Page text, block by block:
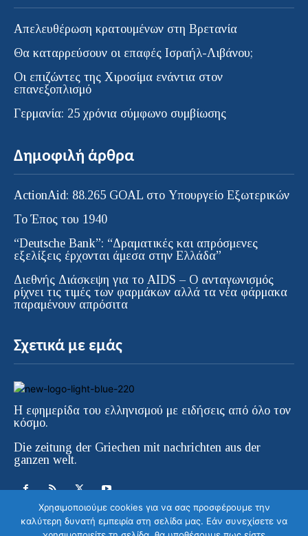
Απελευθέρωση κρατουμένων στη Βρετανία
Θα καταρρεύσουν οι επαφές Ισραήλ-Λιβάνου;
Οι επιζώντες της Χιροσίμα ενάντια στον
επανεξοπλισμό
Γερμανία: 25 χρόνια σύμφωνο συμβίωσης
Δημοφιλή άρθρα
ActionAid: 88.265 GOAL στο Υπουργείο Εξωτερικών
Το Έπος του 1940
“Deutsche Bank”: “Δραματικές και απρόσμενες
εξελίξεις έρχονται άμεσα στην Ελλάδα”
Διεθνής Διάσκεψη για το AIDS – Ο ανταγωνισμός
ρίχνει τις τιμές των φαρμάκων αλλά τα νέα φάρμακα
παραμένουν απρόσιτα
Σχετικά με εμάς
Η εφημερίδα του ελληνισμού με ειδήσεις από όλο τον
κόσμο.
Die zeitung der Griechen mit nachrichten aus der
ganzen welt.
Χρησιμοποιούμε cookies για να σας προσφέρουμε την
καλύτερη δυνατή εμπειρία στη σελίδα μας. Εάν συνεχίσετε να